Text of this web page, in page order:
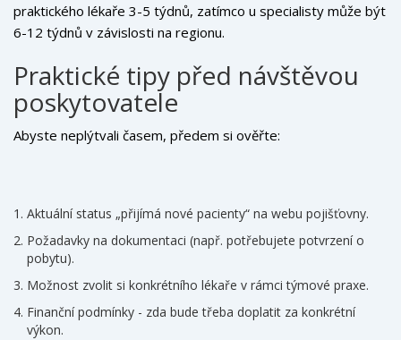
praktického lékaře 3-5 týdnů, zatímco u specialisty může být
6-12 týdnů v závislosti na regionu.
Praktické tipy před návštěvou
poskytovatele
Abyste neplýtvali časem, předem si ověřte:
Aktuální status „přijímá nové pacienty“ na webu pojišťovny.
Požadavky na dokumentaci (např. potřebujete potvrzení o
pobytu).
Možnost zvolit si konkrétního lékaře v rámci týmové praxe.
Finanční podmínky - zda bude třeba doplatit za konkrétní
výkon.